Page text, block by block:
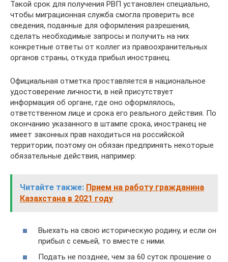
Такой срок для получения РВП установлен специально,
чтобы миграционная служба смогла проверить все
сведения, поданные для оформления разрешения,
сделать необходимые запросы и получить на них
конкретные ответы от коллег из правоохранительных
органов страны, откуда прибыл иностранец.
Официальная отметка проставляется в национальное
удостоверение личности, в ней присутствует
информация об органе, где оно оформлялось,
ответственном лице и срока его реального действия. По
окончанию указанного в штампе срока, иностранец не
имеет законных прав находиться на российской
территории, поэтому он обязан предпринять некоторые
обязательные действия, например:
Читайте также: Прием на работу гражданина
Казахстана в 2021 году
Выехать на свою историческую родину, и если он
прибыл с семьей, то вместе с ними.
Подать не позднее, чем за 60 суток прошение о